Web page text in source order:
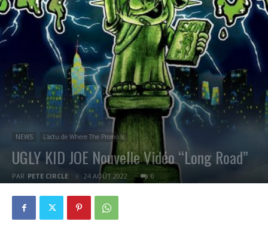
NEWS L'actu de Where The Promo Is
UGLY KID JOE Nouvelle Vidéo “Long Road”
PAR PETE CIRCLE 24 AOÛT 2022 0